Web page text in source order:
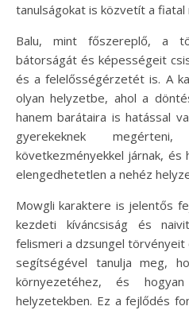
tanulságokat is közvetít a fiatal
Balu, mint főszereplő, a
bátorságát és képességeit
és a felelősségérzetét is. A
olyan helyzetbe, ahol a
hanem barátaira is hatással
gyerekeknek
következményekkel járnak,
elengedhetetlen a nehéz
Mowgli karaktere is jelentős
kezdeti kíváncsiság és
felismeri a dzsungel
segítségével tanulja meg,
környezetéhez, és
helyzetekben. Ez a fejlődés